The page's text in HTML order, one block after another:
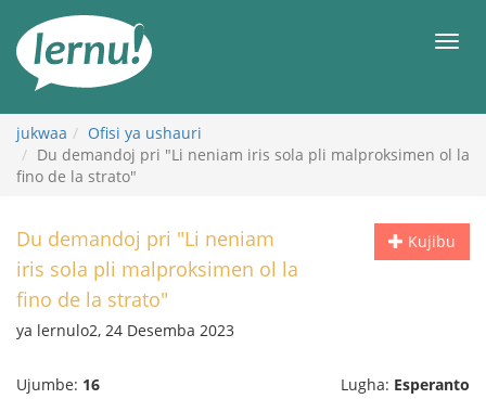
maudhui
jukwaa
Ofisi ya ushauri
Du demandoj pri "Li neniam iris sola pli malproksimen ol la
fino de la strato"
Kujibu
Du demandoj pri "Li neniam
iris sola pli malproksimen ol la
fino de la strato"
ya lernulo2, 24 Desemba 2023
Ujumbe: 16 Lugha: Esperanto